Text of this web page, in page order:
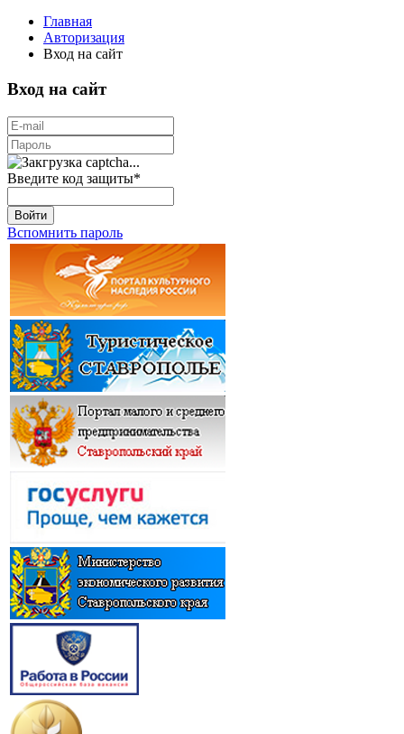
Главная
Авторизация
Вход на сайт
Вход на сайт
Введите код защиты*
Войти
Вспомнить пароль